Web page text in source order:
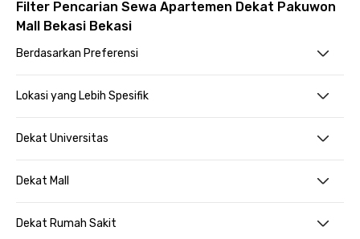
Filter Pencarian Sewa Apartemen Dekat Pakuwon
Mall Bekasi Bekasi
Berdasarkan Preferensi
Lokasi yang Lebih Spesifik
Dekat Universitas
Dekat Mall
Dekat Rumah Sakit